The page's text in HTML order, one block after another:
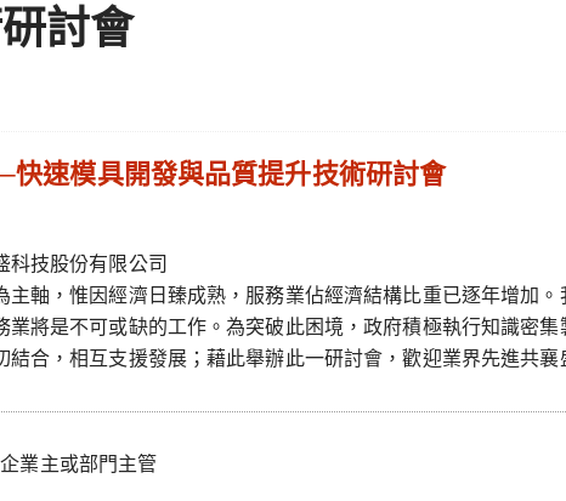
討會
速模具開發與品質提升技術研討會
科技股份有限公司
主軸，惟因經濟日臻成熟，服務業佔經濟結構比重已逐年增加
將是不可或缺的工作。為突破此困境，政府積極執行知識密
合，相互支援發展；藉此舉辦此一研討會，歡迎業界先進共襄
業主或部門主管